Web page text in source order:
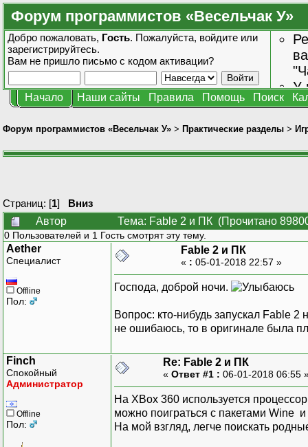
Форум программистов «Весельчак У»
Добро пожаловать, Гость. Пожалуйста, войдите или
зарегистрируйтесь.
Вам не пришло письмо с кодом активации?
У
Начало Наши сайты Правила Помощь Поиск
Форум программистов «Весельчак У» > Практические разделы >
Страниц: [1] Вниз
Автор
Тема: Fable 2 и ПК (Прочитано
0 Пользователей и 1 Гость смотрят эту тему.
Aether
Специалист
Offline
Пол:
Fable 2 и ПК
« : 05-01-2018 22:57 »
Господа, доброй ночи.
Вопрос: кто-нибудь запускал Fable
не ошибаюсь, то в оригинале была
Finch
Спокойный
Администратор
Offline
Пол:
Re: Fable 2 и ПК
« Ответ #1 : 06-01-2018 06:55
На XBox 360 используется
можно поиграться с пакетами Wine
На мой взгляд, легче поискать